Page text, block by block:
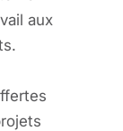
aux